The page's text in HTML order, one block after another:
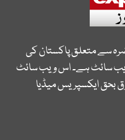
سے متعلق پاکستان کی
سائٹ ہے۔ اس ویب سائٹ
بحق ایکسپریس میڈیا